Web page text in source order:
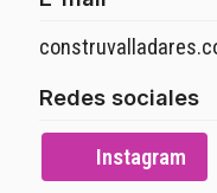
Redes sociales
Instagram